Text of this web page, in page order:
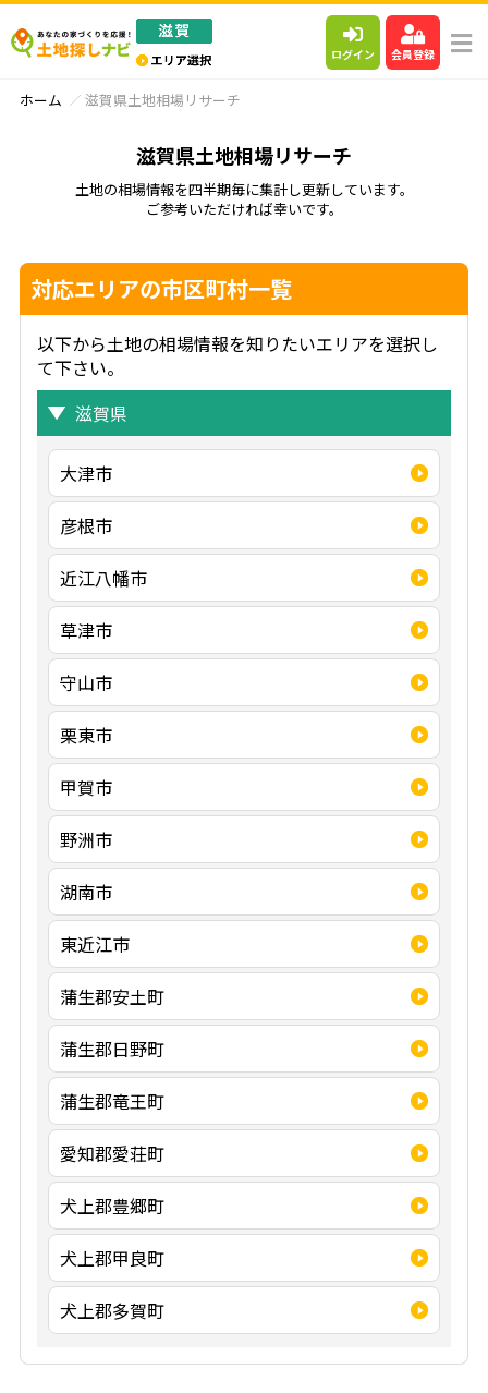
ログイン 会員登録
ホーム 滋賀県土地相場リサーチ
滋賀県土地相場リサーチ
土地の相場情報を四半期毎に集計し更新しています。
ご参考いただければ幸いです。
対応エリアの市区町村一覧
以下から土地の相場情報を知りたいエリアを選択し
て下さい。
滋賀県
大津市
彦根市
近江八幡市
草津市
守山市
栗東市
甲賀市
野洲市
湖南市
東近江市
蒲生郡安土町
蒲生郡日野町
蒲生郡竜王町
愛知郡愛荘町
犬上郡豊郷町
犬上郡甲良町
犬上郡多賀町